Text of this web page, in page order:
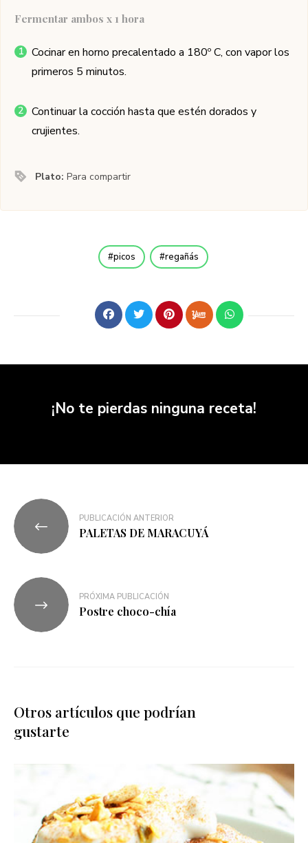
Fermentar ambos x 1 hora
Cocinar en horno precalentado a 180º C, con vapor los
primeros 5 minutos.
Continuar la cocción hasta que estén dorados y
crujientes.
Plato:Para compartir
picos regañás
¡No te pierdas ninguna receta!
PUBLICACIÓN ANTERIOR
PALETAS DE MARACUYÁ
PRÓXIMA PUBLICACIÓN
Postre choco-chía
Otros artículos que podrían
gustarte